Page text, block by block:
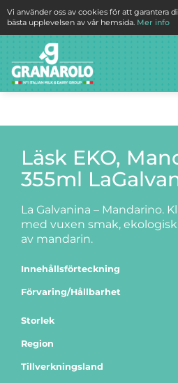
Vi använder oss av cookies för att garantera
bästa upplevelsen av vår hemsida. Mer info
Läsk EKO,
355ml
La Galvanina – Mandarino.
med vuxen smak,
av mandarin.
Innehållsförteckning
Förvaring/Hållbarhet
Storlek
Region
Tillverkningsland